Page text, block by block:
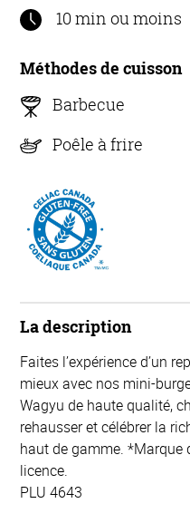
10 min ou moins
Méthodes de cuisson
Barbecue
Poêle à frire
La description
Faites l’expérience d’un
mieux avec nos mini-
Wagyu de haute qualité,
rehausser et célébrer la
haut de gamme. *Marque
licence.
PLU 4643